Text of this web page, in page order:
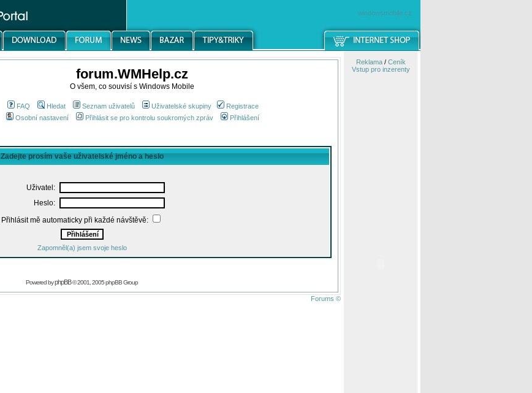
windowsmobile.cz
forum.WMHelp.cz
O všem, co souvisí s Windows Mobile
FAQ Hledat Seznam uživatelů Uživatelské skupiny
Registrace
Osobní nastavení
Přihlásit se pro kontrolu soukromých zpráv Přihlášení
Zadejte prosím vaše uživatelské jméno a heslo
Uživatel:
Heslo:
Přihlásit mě automaticky při každé návštěvě:
Zapomněl(a) jsem svoje heslo
Powered byphpBB© 2001, 2005 phpBB Group
Forums ©
Reklama/ Ceník
Vstup pro inzerenty